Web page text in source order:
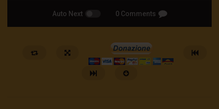
Auto Next 0 Comments